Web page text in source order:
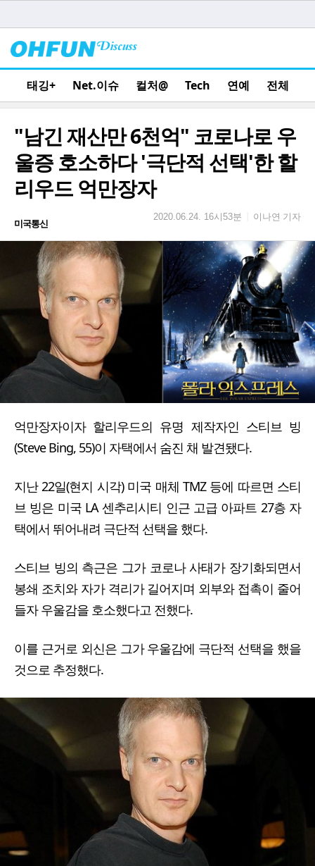
태깅+ Net.이슈 컬처@ Tech 연예 전체
"남긴 재산만 6천억" 코로나로 우
울증 호소하다 '극단적 선택'한 할
리우드 억만장자
미국통신
2020.06.24. 16시53분 이나연 기자
억만장자이자 할리우드의 유명 제작자인 스티브 빙
(Steve Bing, 55)이 자택에서 숨진 채 발견됐다.
지난 22일(현지 시각) 미국 매체 TMZ 등에 따르면 스티
브 빙은 미국 LA 센추리시티 인근 고급 아파트 27층 자
택에서 뛰어내려 극단적 선택을 했다.
스티브 빙의 측근은 그가 코로나 사태가 장기화되면서
봉쇄 조치와 자가 격리가 길어지며 외부와 접촉이 줄어
들자 우울감을 호소했다고 전했다.
이를 근거로 외신은 그가 우울감에 극단적 선택을 했을
것으로 추정했다.